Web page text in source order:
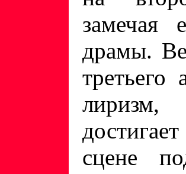
замечая
драмы.
третьего
сцене